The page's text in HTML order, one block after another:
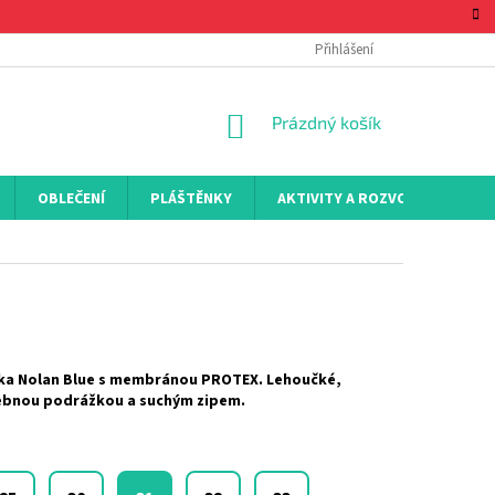
Přihlášení
NÁKUPNÍ
Prázdný košík
OBLEČENÍ PLÁŠTĚNKY AKTIVITY A ROZVOJ
Blue s membránou PROTEX. Lehoučké,
podrážkou a suchým zipem.